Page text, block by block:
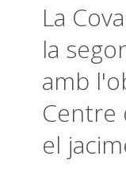
La
la
amb
Centre
el